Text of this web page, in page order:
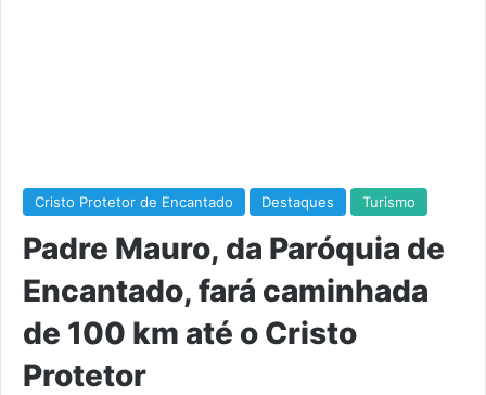
Cristo Protetor de Encantado Destaques Turismo
Padre Mauro, da Paróquia de
Encantado, fará caminhada
de 100 km até o Cristo
Protetor